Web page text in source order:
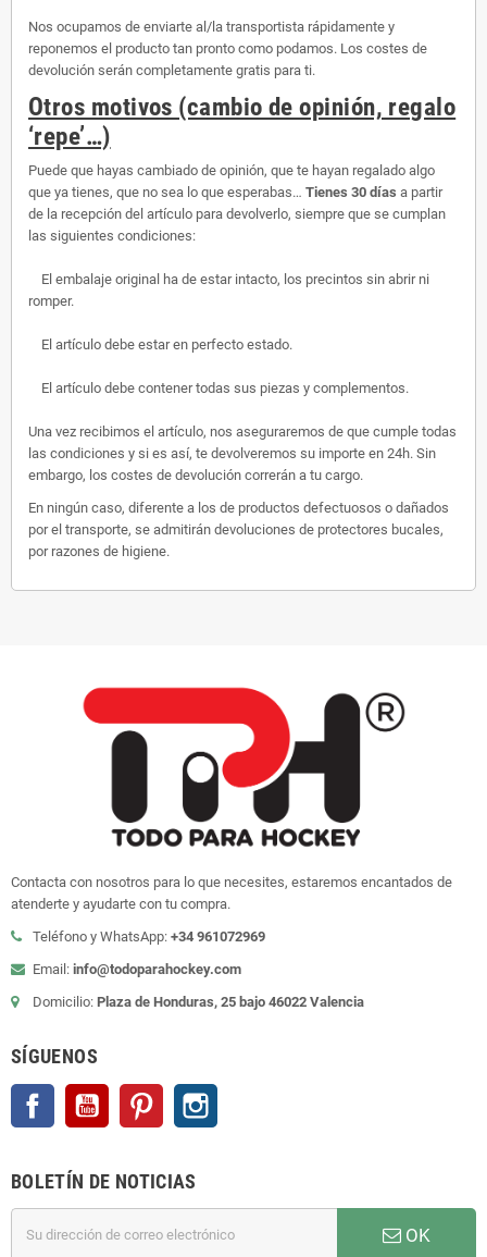
Nos ocupamos de enviarte al/la transportista rápidamente y
reponemos el producto tan pronto como podamos. Los costes de
devolución serán completamente gratis para ti.
Otros motivos (cambio de opinión, regalo
‘repe’…)
Puede que hayas cambiado de opinión, que te hayan regalado algo
que ya tienes, que no sea lo que esperabas… Tienes 30 días a partir
de la recepción del artículo para devolverlo, siempre que se cumplan
las siguientes condiciones:
El embalaje original ha de estar intacto, los precintos sin abrir ni
romper.
El artículo debe estar en perfecto estado.
El artículo debe contener todas sus piezas y complementos.
Una vez recibimos el artículo, nos aseguraremos de que cumple todas
las condiciones y si es así, te devolveremos su importe en 24h. Sin
embargo, los costes de devolución correrán a tu cargo.
En ningún caso, diferente a los de productos defectuosos o dañados
por el transporte, se admitirán devoluciones de protectores bucales,
por razones de higiene.
Contacta con nosotros para lo que necesites, estaremos encantados de
atenderte y ayudarte con tu compra.
Teléfono y WhatsApp: +34 961072969
Email: info@todoparahockey.com
Domicilio: Plaza de Honduras, 25 bajo 46022 Valencia
SÍGUENOS
Facebook YouTube Pinterest
BOLETÍN DE NOTICIAS
OK